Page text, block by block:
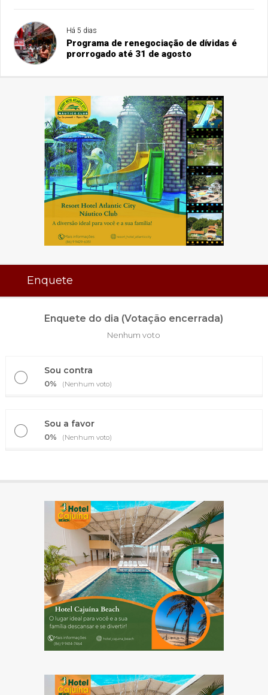
Há 5 dias
Programa de renegociação de dívidas é
prorrogado até 31 de agosto
Enquete
Enquete do dia (Votação encerrada)
Nenhum voto
Sou contra
0% (Nenhum voto)
Sou a favor
0% (Nenhum voto)